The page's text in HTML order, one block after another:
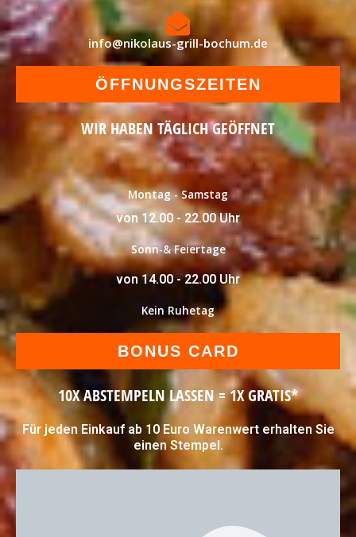
info@nikolaus-grill-bochum.de
ÖFFNUNGSZEITEN
WIR HABEN TÄGLICH GEÖFFNET
Montag - Samstag
von 12.00 - 22.00 Uhr
Sonn-& Feiertage
von 14.00 - 22.00 Uhr
Kein Ruhetag
BONUS CARD
10X ABSTEMPELN LASSEN = 1X GRATIS*
Für jeden Einkauf ab 10 Euro Warenwert erhalten Sie
einen Stempel.